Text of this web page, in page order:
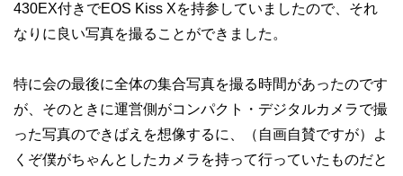
430EX付きでEOS Kiss Xを持参していましたので、それ
なりに良い写真を撮ることができました。
特に会の最後に全体の集合写真を撮る時間があったのです
が、そのときに運営側がコンパクト・デジタルカメラで撮
った写真のできばえを想像するに、（自画自賛ですが）よ
くぞ僕がちゃんとしたカメラを持って行っていたものだと